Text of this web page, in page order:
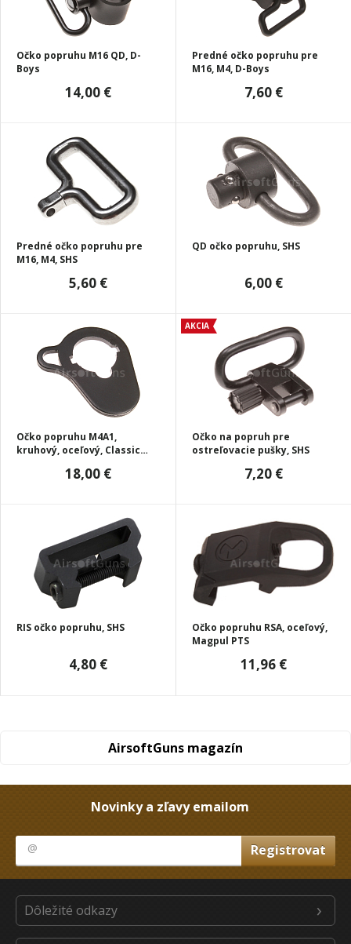
Očko popruhu M16 QD, D-
Boys
14,00 €
Predné očko popruhu pre
M16, M4, D-Boys
7,60 €
Predné očko popruhu pre
M16, M4, SHS
5,60 €
QD očko popruhu, SHS
6,00 €
Očko popruhu M4A1,
kruhový, oceľový, Classic
18,00 €
Očko na popruh pre
ostreľovacie pušky, SHS
7,20 €
AKCIA
RIS očko popruhu, SHS
4,80 €
Očko popruhu RSA, oceľový,
Magpul PTS
11,96 €
AirsoftGuns magazín
Novinky a zľavy emailom
Dôležité odkazy